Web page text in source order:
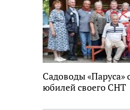
Садоводы «Паруса»
юбилей своего СНТ